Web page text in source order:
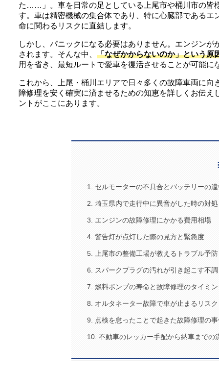
た……」。車を日常の足としている上尾市や桶川市の皆
す。車は精密機械の集合体であり、特に心臓部である
命に関わるリスクに直結します。
しかし、パニックになる必要はありません。エンジン
されます。そんな中、 「なぜかからないのか」という原
用を省き、最短ルートで愛車を復活させることが可能に
これから、上尾・桶川エリアで日々多くの故障車両に
障修理を安く確実に済ませるための知恵を詳しくお伝
ントがここにあります。
1. セルモーターの不具合とバッテリーの
2. 埼玉県内で走行中に異音がした時の対処
3. エンジンの故障修理にかかる費用相場
4. 警告灯が点灯した際の見方と緊急度
5. 上尾市の整備工場が教えるトラブル予防
6. スパークプラグの汚れが引き起こす不調
7. 燃料ポンプの寿命と故障修理のタイミ
8. オルタネーター故障で車が止まるリスク
9. 点検を怠ったことで起きた故障修理の
10. 不動車のレッカー手配から納車までの